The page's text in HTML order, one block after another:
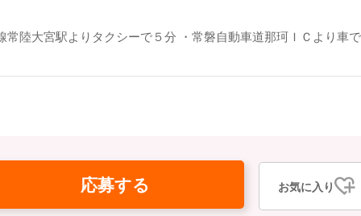
常陸大宮駅よりタクシーで５分 ・常磐自動車道那珂ＩＣより車
応募する お気に入り